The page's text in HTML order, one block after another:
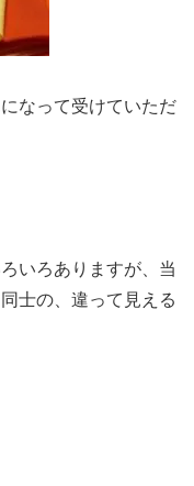
なって受けていただ
いろありますが、当
士の、違って見える